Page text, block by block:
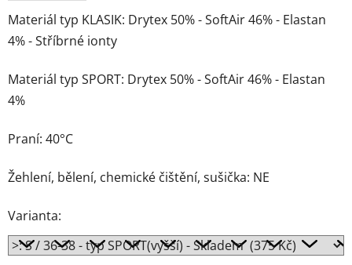
Materiál typ KLASIK: Drytex 50% - SoftAir 46% - Elastan
4% - Stříbrné ionty
Materiál typ SPORT: Drytex 50% - SoftAir 46% - Elastan
4%
Praní: 40°C
Žehlení, bělení, chemické čištění, sušička: NE
Varianta: